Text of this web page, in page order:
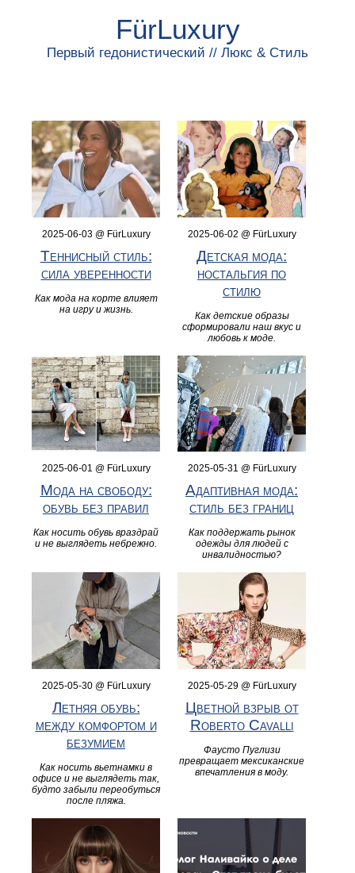
FürLuxury
Первый гедонистический // Люкс & Стиль
2025-06-03 @ FürLuxury
Теннисный стиль:
сила уверенности
Как мода на корте влияет
на игру и жизнь.
2025-06-02 @ FürLuxury
Детская мода:
ностальгия по
стилю
Как детские образы
сформировали наш вкус и
любовь к моде.
2025-06-01 @ FürLuxury
Мода на свободу:
обувь без правил
Как носить обувь враздрай
и не выглядеть небрежно.
2025-05-31 @ FürLuxury
Адаптивная мода:
стиль без границ
Как поддержать рынок
одежды для людей с
инвалидностью?
2025-05-30 @ FürLuxury
Летняя обувь:
между комфортом и
безумием
Как носить вьетнамки в
офисе и не выглядеть так,
будто забыли переобуться
после пляжа.
2025-05-29 @ FürLuxury
Цветной взрыв от
Roberto Cavalli
Фаусто Пуглизи
превращает мексиканские
впечатления в моду.